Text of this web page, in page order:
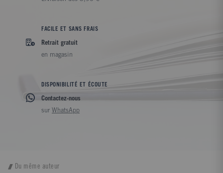
FACILE ET SANS FRAIS
Retrait gratuit
en magasin
DISPONIBILITÉ ET ÉCOUTE
Contactez-nous
sur WhatsApp
Du même auteur